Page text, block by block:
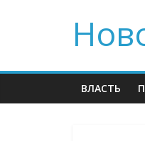
ВЛАСТЬ